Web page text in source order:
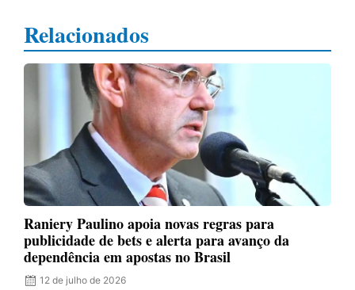
Relacionados
Raniery Paulino apoia novas regras para
publicidade de bets e alerta para avanço da
dependência em apostas no Brasil
12 de julho de 2026